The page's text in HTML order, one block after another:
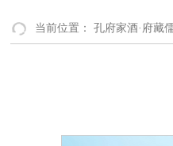
当前位置： 孔府家酒·府藏